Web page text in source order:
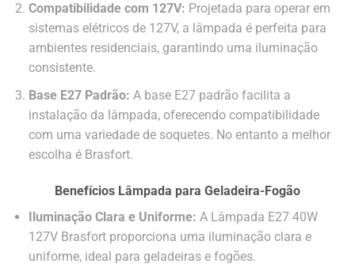
Compatibilidade com 127V: Projetada para operar em
sistemas elétricos de 127V, a lâmpada é perfeita para
ambientes residenciais, garantindo uma iluminação
consistente.
Base E27 Padrão: A base E27 padrão facilita a
instalação da lâmpada, oferecendo compatibilidade
com uma variedade de soquetes. No entanto a melhor
escolha é Brasfort.
Benefícios Lâmpada para Geladeira-Fogão
Iluminação Clara e Uniforme: A Lâmpada E27 40W
127V Brasfort proporciona uma iluminação clara e
uniforme, ideal para geladeiras e fogões.